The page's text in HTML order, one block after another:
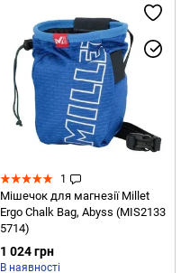
1
Мішечок для магнезії Millet
Ergo Chalk Bag, Abyss (MIS2133
5714)
1 024 грн
В наявності